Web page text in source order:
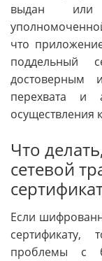
выдан или
что
поддельный
достоверным
перехвата и
осуществления
Что
сетевой
Если
проблемы с